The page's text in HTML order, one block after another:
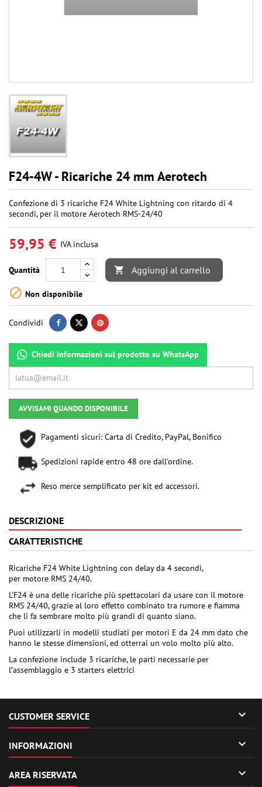
F24-4W - Ricariche 24 mm Aerotech
Confezione di 3 ricariche F24 White Lightning con ritardo di 4
secondi, per il motore Aerotech RMS-24/40
59,95 € IVA inclusa
Quantità  Aggiungi al carrello
 Non disponibile
Condividi
Chiedi informazioni sul prodotto su WhatsApp
AVVISAMI QUANDO DISPONIBILE
Pagamenti sicuri: Carta di Credito, PayPal, Bonifico
Spedizioni rapide entro 48 ore dall'ordine.
Reso merce semplificato per kit ed accessori.
DESCRIZIONE
CARATTERISTICHE
Ricariche F24 White Lightning con delay da 4 secondi,
per motore RMS 24/40.
L'F24 è una delle ricariche più spettacolari da usare con il motore
RMS 24/40, grazie al loro effetto combinato tra rumore e fiamma
che li fa sembrare molto più grandi di quanto siano.
Puoi utilizzarli in modelli studiati per motori E da 24 mm dato che
hanno le stesse dimensioni, ed otterrai un volo molto più alto.
La confezione include 3 ricariche, le parti necessarie per
l′assemblaggio e 3 starters elettrici
CUSTOMER SERVICE 
INFORMAZIONI 
AREA RISERVATA 